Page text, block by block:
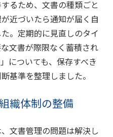
るため、文書の種類ごと
近づいたら通知が届く自
。定期的に見直しのタイ
文書が際限なく蓄積され
についても、保存すべき
基準を整理しました。
織体制の整備
文書管理の問題は解決し